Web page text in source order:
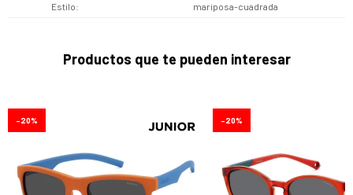
Estilo mariposa-cuadrada
Productos que te pueden interesar
20 20